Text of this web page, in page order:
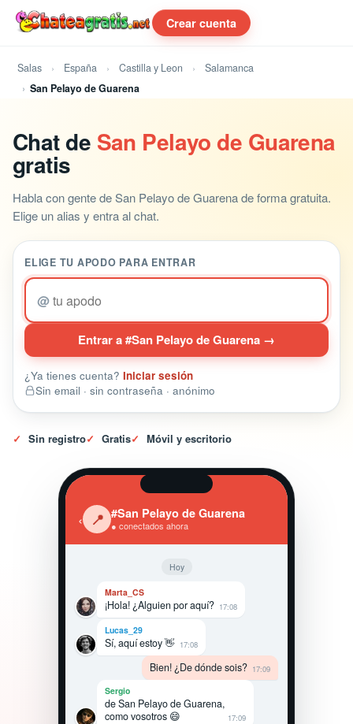
Crear cuenta
Salas España Castilla y Leon
Salamanca
San Pelayo de Guarena
Chat de San Pelayo de Guarena
gratis
Habla con gente de San Pelayo de Guarena de forma gratuita.
Elige un alias y entra al chat.
ELIGE TU APODO PARA ENTRAR
@
Entrar a #San Pelayo de Guarena →
¿Ya tienes cuenta? Iniciar sesión
Sin email · sin contraseña · anónimo
✓ Sin registro✓ Gratis✓ Móvil y escritorio
‹ 📍 #San Pelayo de Guarena
● conectados ahora
Hoy
Marta_CS
¡Hola! ¿Alguien por aquí? 17:08
Lucas_29
Sí, aquí estoy 👋 17:08
Bien! ¿De dónde sois? 17:09
Sergio
de San Pelayo de Guarena,
como vosotros 😄
17:09